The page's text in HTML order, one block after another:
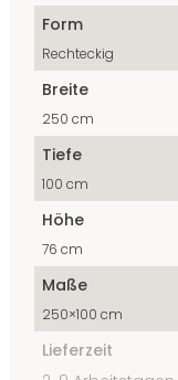
Form
Rechteckig
Breite
250 cm
Tiefe
100 cm
Höhe
76 cm
Maße
250×100 cm
Lieferzeit